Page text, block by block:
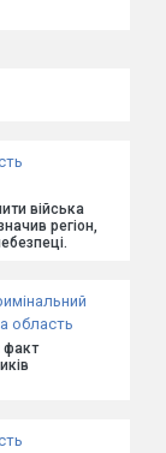
війська
регіон,
область
факт